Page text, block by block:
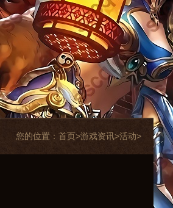
您的位置： 首页>游戏资讯>活动>